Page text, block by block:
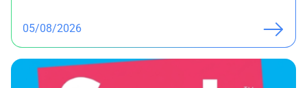
05/08/2026